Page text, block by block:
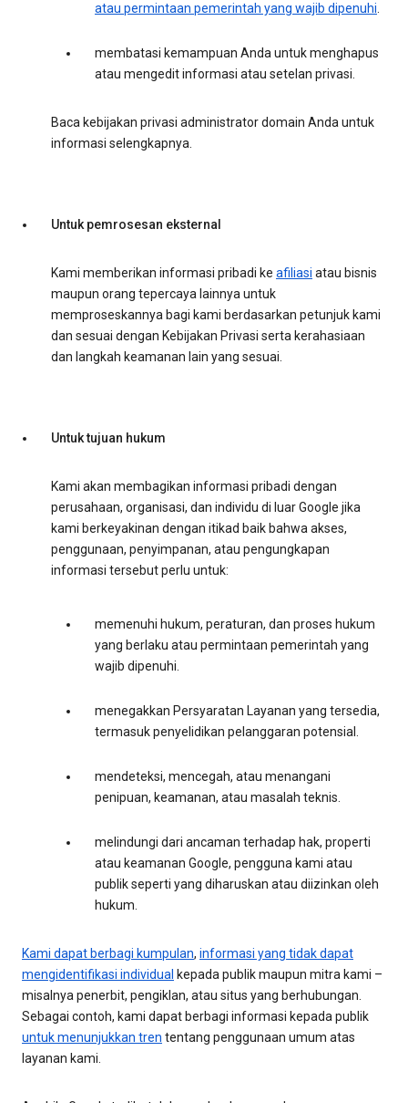
atau permintaan pemerintah yang wajib dipenuhi.
membatasi kemampuan Anda untuk menghapus
atau mengedit informasi atau setelan privasi.
Baca kebijakan privasi administrator domain Anda untuk
informasi selengkapnya.
Untuk pemrosesan eksternal
Kami memberikan informasi pribadi ke afiliasi atau bisnis
maupun orang tepercaya lainnya untuk
memproseskannya bagi kami berdasarkan petunjuk kami
dan sesuai dengan Kebijakan Privasi serta kerahasiaan
dan langkah keamanan lain yang sesuai.
Untuk tujuan hukum
Kami akan membagikan informasi pribadi dengan
perusahaan, organisasi, dan individu di luar Google jika
kami berkeyakinan dengan itikad baik bahwa akses,
penggunaan, penyimpanan, atau pengungkapan
informasi tersebut perlu untuk:
memenuhi hukum, peraturan, dan proses hukum
yang berlaku atau permintaan pemerintah yang
wajib dipenuhi.
menegakkan Persyaratan Layanan yang tersedia,
termasuk penyelidikan pelanggaran potensial.
mendeteksi, mencegah, atau menangani
penipuan, keamanan, atau masalah teknis.
melindungi dari ancaman terhadap hak, properti
atau keamanan Google, pengguna kami atau
publik seperti yang diharuskan atau diizinkan oleh
hukum.
Kami dapat berbagi kumpulan, informasi yang tidak dapat
mengidentifikasi individual kepada publik maupun mitra kami –
misalnya penerbit, pengiklan, atau situs yang berhubungan.
Sebagai contoh, kami dapat berbagi informasi kepada publik
untuk menunjukkan tren tentang penggunaan umum atas
layanan kami.